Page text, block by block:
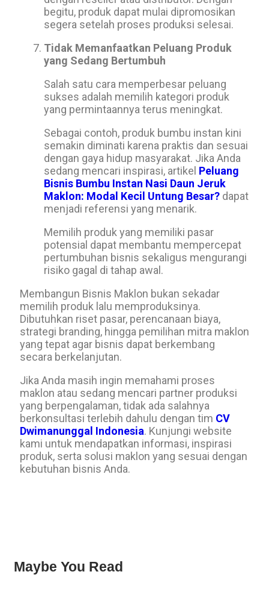
begitu, produk dapat mulai dipromosikan
segera setelah proses produksi selesai.
Tidak Memanfaatkan Peluang Produk
yang Sedang Bertumbuh
Salah satu cara memperbesar peluang
sukses adalah memilih kategori produk
yang permintaannya terus meningkat.
Sebagai contoh, produk bumbu instan kini
semakin diminati karena praktis dan sesuai
dengan gaya hidup masyarakat. Jika Anda
sedang mencari inspirasi, artikel Peluang
Bisnis Bumbu Instan Nasi Daun Jeruk
Maklon: Modal Kecil Untung Besar? dapat
menjadi referensi yang menarik.
Memilih produk yang memiliki pasar
potensial dapat membantu mempercepat
pertumbuhan bisnis sekaligus mengurangi
risiko gagal di tahap awal.
Membangun Bisnis Maklon bukan sekadar
memilih produk lalu memproduksinya.
Dibutuhkan riset pasar, perencanaan biaya,
strategi branding, hingga pemilihan mitra maklon
yang tepat agar bisnis dapat berkembang
secara berkelanjutan.
Jika Anda masih ingin memahami proses
maklon atau sedang mencari partner produksi
yang berpengalaman, tidak ada salahnya
berkonsultasi terlebih dahulu dengan tim CV
Dwimanunggal Indonesia. Kunjungi website
kami untuk mendapatkan informasi, inspirasi
produk, serta solusi maklon yang sesuai dengan
kebutuhan bisnis Anda.
Maybe You Read